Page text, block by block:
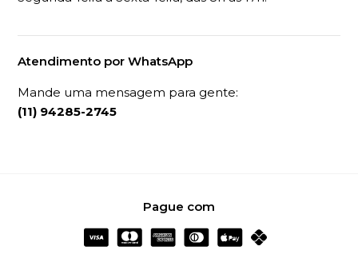
Atendimento por WhatsApp
Mande uma mensagem para gente:
(11) 94285-2745
Pague com